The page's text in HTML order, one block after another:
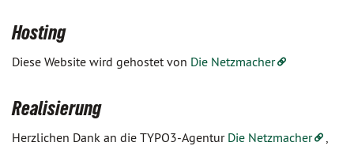
Hosting
Diese Website wird gehostet von Die Netzmacher
Realisierung
Herzlichen Dank an die TYPO3-Agentur Die Netzmacher
,